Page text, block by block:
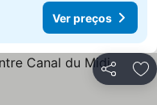
Ver preços
Partilhar